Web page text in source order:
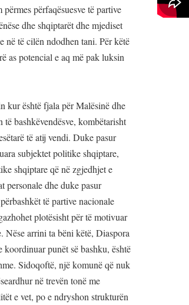
përfaqësuesve të partive
dhe shqiptarët dhe mjediset
në të cilën ndodhen tani. Për këtë
as potencial e aq më pak luksin
kur është fjala për Malësinë dhe
bashkëvendësve, kombëtarisht
të atij vendi. Duke pasur
subjektet politike shqiptare,
shqiptare që në zgjedhjet e
personale dhe duke pasur
të partive nacionale
plotësisht për të motivuar
Nëse arrini ta bëni këtë, Diaspora
punët së bashku, është
Sidoqoftë, një komunë që nuk
në trevën tonë me
e vet, po e ndryshon strukturën